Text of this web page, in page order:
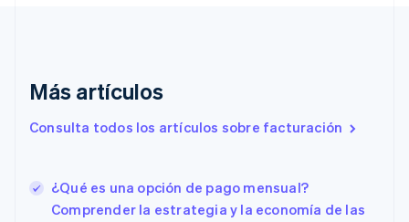
Más artículos
Consulta todos los artículos sobre facturación
¿Qué es una opción de pago mensual?
Comprender la estrategia y la economía de las
Emiratos Árabes Unidos
Eslovaquia
EnglishItaliano
España